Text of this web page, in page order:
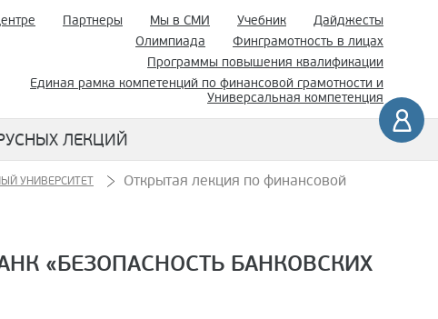
Партнеры Мы в СМИ Учебник
Дайджесты
Олимпиада
Финграмотность в лицах
Программы повышения квалификации
Единая рамка компетенций по финансовой грамотности и
Универсальная компетенция
ЛЕКЦИЙ
УНИВЕРСИТЕТ
Открытая лекция по финансовой
«БЕЗОПАСНОСТЬ БАНКОВСКИХ